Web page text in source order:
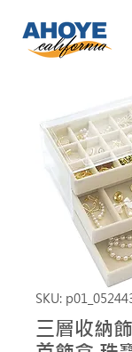
SKU:
三層收納